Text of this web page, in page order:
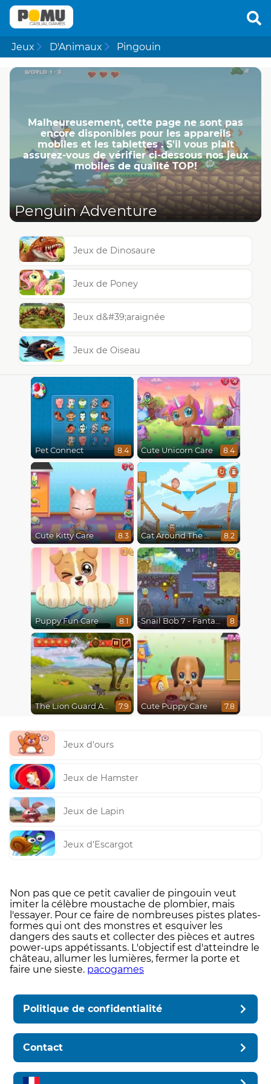
Jeux D'Animaux Pingouin
Malheureusement, cette page ne ​​sont pas
encore disponibles pour les appareils
mobiles et les tablettes . S'il vous plaît
assurez-vous de vérifier ci-dessous nos jeux
mobiles de qualité TOP!
Penguin Adventure
Jeux de Dinosaure
Jeux de Poney
Jeux d&#39;araignée
Jeux de Oiseau
Pet Connect 8.4 Cute Unicorn Care 8.4
Cute Kitty Care 8.3 Cat Around The World 8.2
Puppy Fun Care 8.1 Snail Bob 7 - Fantasy Story 8
The Lion Guard Assemble 7.9 Cute Puppy Care 7.8
Jeux d'ours
Jeux de Hamster
Jeux de Lapin
Jeux d'Escargot
Non pas que ce petit cavalier de pingouin veut
imiter la célèbre moustache de plombier, mais
l'essayer. Pour ce faire de nombreuses pistes plates-
formes qui ont des monstres et esquiver les
dangers des sauts et collecter des pièces et autres
power-ups appétissants. L'objectif est d'atteindre le
château, allumer les lumières, fermer la porte et
faire une sieste. pacogames
Politique de confidentialité
Contact